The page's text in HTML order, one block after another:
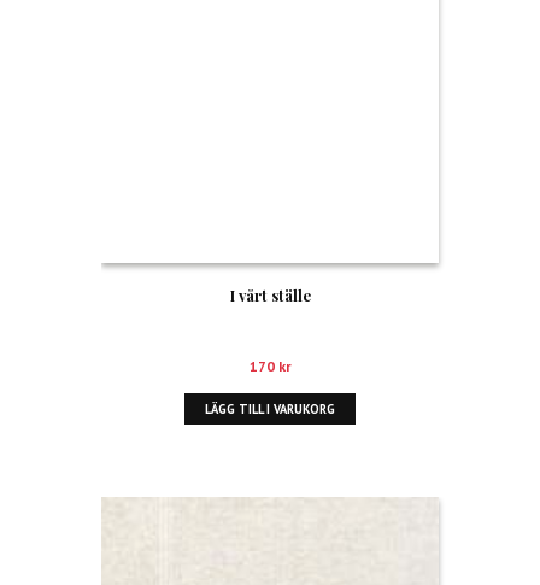
I vårt ställe
170 kr
LÄGG TILL I VARUKORG